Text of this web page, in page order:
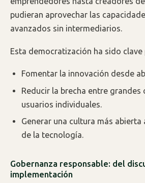
pudieran aprovechar las
avanzados sin intermediarios.
Esta democratización ha sido clave
Fomentar la innovación desde
Reducir la brecha entre grandes
usuarios individuales.
Generar una cultura más abierta
de la tecnología.
Gobernanza responsable: del
implementación